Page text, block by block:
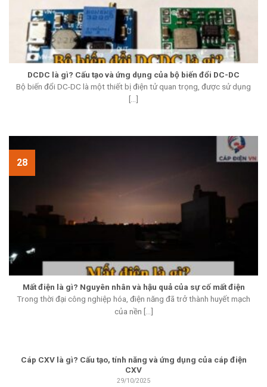
DCDC là gì? Cấu tạo và ứng dụng của bộ biến đổi DC-DC
Bộ biến đổi DC-DC là một thiết bị điện tử quan trọng, được sử dụng
[...]
Mất điện là gì? Nguyên nhân và hậu quả của sự cố mất điện
Trong thời đại công nghiệp hóa, điện năng đã trở thành huyết mạch
của nền [...]
28
Cáp CXV là gì? Cấu tạo, tính năng và ứng dụng của cáp điện
CXV
29/10/2025